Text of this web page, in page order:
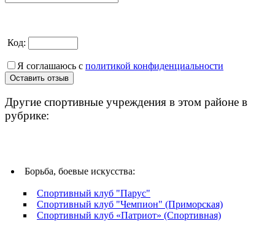
Код:
Я соглашаюсь с политикой конфиденциальности
Другие спортивные учреждения в этом районе в
рубрике:
Борьба, боевые искусства:
Спортивный клуб "Парус"
Спортивный клуб "Чемпион" (Приморская)
Спортивный клуб «Патриот» (Спортивная)